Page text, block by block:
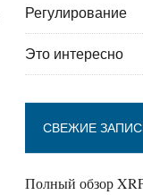
Регулирование
Это интересно
СВЕЖИЕ
Полный обзор